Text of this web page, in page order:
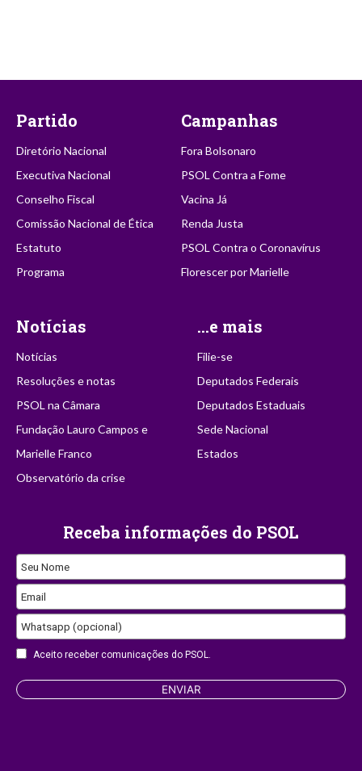
Partido
Diretório Nacional
Executiva Nacional
Conselho Fiscal
Comissão Nacional de Ética
Estatuto
Programa
Campanhas
Fora Bolsonaro
PSOL Contra a Fome
Vacina Já
Renda Justa
PSOL Contra o Coronavírus
Florescer por Marielle
Notícias
Notícias
Resoluções e notas
PSOL na Câmara
Fundação Lauro Campos e
Marielle Franco
Observatório da crise
...e mais
Filie-se
Deputados Federais
Deputados Estaduais
Sede Nacional
Estados
Receba informações do PSOL
Contact
Email
Seu Nome
Email
Whatsapp (opcional)
Aceito receber comunicações do PSOL.
ENVIAR